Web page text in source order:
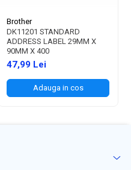
Brother
DK11201 STANDARD
ADDRESS LABEL 29MM X
90MM X 400
47,99 Lei
Adauga in cos